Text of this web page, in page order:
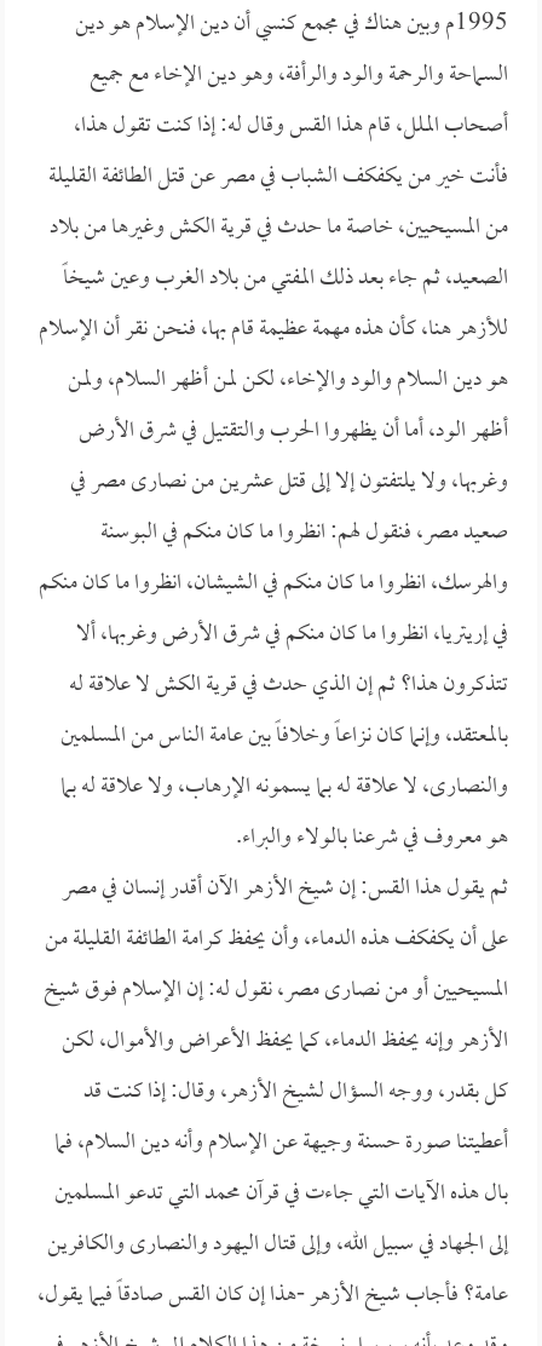
1995م وبين هناك في مجمع كنسي أن دين الإسلام هو دين
السماحة والرحمة والود والرأفة، وهو دين الإخاء مع جميع
أصحاب الملل، قام هذا القس وقال له: إذا كنت تقول هذا،
فأنت خير من يكفكف الشباب في مصر عن قتل الطائفة القليلة
من المسيحيين، خاصة ما حدث في قرية الكش وغيرها من بلاد
الصعيد، ثم جاء بعد ذلك المفتي من بلاد الغرب وعين شيخاً
للأزهر هنا، كأن هذه مهمة عظيمة قام بها، فنحن نقر أن الإسلام
هو دين السلام والود والإخاء، لكن لمن أظهر السلام، ولمن
أظهر الود، أما أن يظهروا الحرب والتقتيل في شرق الأرض
وغربها، ولا يلتفتون إلا إلى قتل عشرين من نصارى مصر في
صعيد مصر، فنقول لهم: انظروا ما كان منكم في البوسنة
والهرسك، انظروا ما كان منكم في الشيشان، انظروا ما كان منكم
في إريتريا، انظروا ما كان منكم في شرق الأرض وغربها، ألا
تتذكرون هذا؟ ثم إن الذي حدث في قرية الكش لا علاقة له
بالمعتقد، وإنما كان نزاعاً وخلافاً بين عامة الناس من المسلمين
والنصارى، لا علاقة له بما يسمونه الإرهاب، ولا علاقة له بما
هو معروف في شرعنا بالولاء والبراء.
ثم يقول هذا القس: إن شيخ الأزهر الآن أقدر إنسان في مصر
على أن يكفكف هذه الدماء، وأن يحفظ كرامة الطائفة القليلة من
المسيحيين أو من نصارى مصر، نقول له: إن الإسلام فوق شيخ
الأزهر وإنه يحفظ الدماء، كما يحفظ الأعراض والأموال، لكن
كل بقدر، ووجه السؤال لشيخ الأزهر، وقال: إذا كنت قد
أعطيتنا صورة حسنة وجيهة عن الإسلام وأنه دين السلام، فما
بال هذه الآيات التي جاءت في قرآن محمد التي تدعو المسلمين
إلى الجهاد في سبيل الله، وإلى قتال اليهود والنصارى والكافرين
عامة؟ فأجاب شيخ الأزهر -هذا إن كان القس صادقاً فيما يقول،